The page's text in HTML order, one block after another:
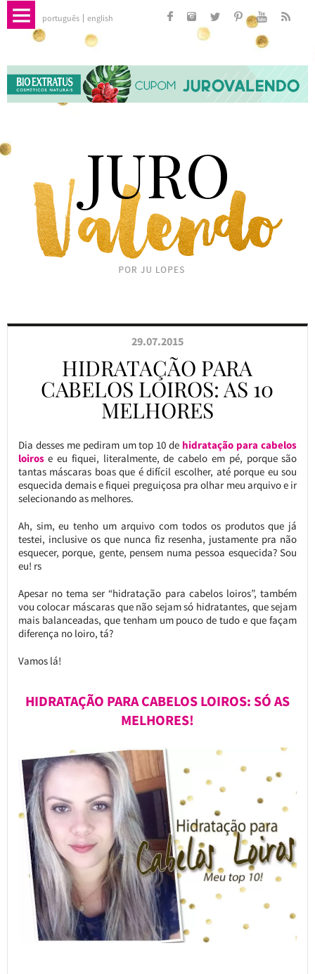
português english
29.07.2015
HIDRATAÇÃO PARA
CABELOS LOIROS: AS 10
MELHORES
Dia desses me pediram um top 10 de hidratação para cabelos
loirose eu fiquei, literalmente, de cabelo em pé, porque são
tantas máscaras boas que é difícil escolher, até porque eu sou
esquecida demais e fiquei preguiçosa pra olhar meu arquivo e ir
selecionando as melhores.
Ah, sim, eu tenho um arquivo com todos os produtos que já
testei, inclusive os que nunca fiz resenha, justamente pra não
esquecer, porque, gente, pensem numa pessoa esquecida? Sou
eu! rs
Apesar no tema ser “hidratação para cabelos loiros”, também
vou colocar máscaras que não sejam só hidratantes, que sejam
mais balanceadas, que tenham um pouco de tudo e que façam
diferença no loiro, tá?
Vamos lá!
HIDRATAÇÃO PARA CABELOS LOIROS: SÓ AS
MELHORES!